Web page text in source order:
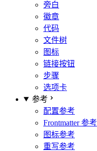
旁白
徽章
代码
文件树
图标
链接按钮
步骤
选项卡
参考
配置参考
Frontmatter 参考
图标参考
重写参考